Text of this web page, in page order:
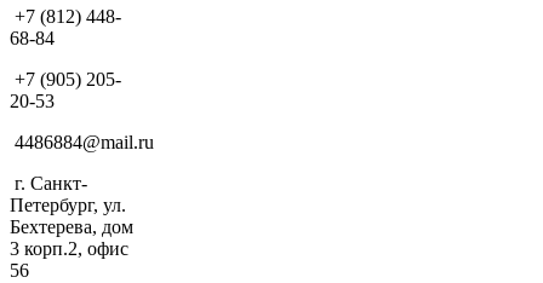
+7 (812) 448-
68-84
+7 (905) 205-
20-53
4486884@mail.ru
г. Санкт-
Петербург, ул.
Бехтерева, дом
3 корп.2, офис
56